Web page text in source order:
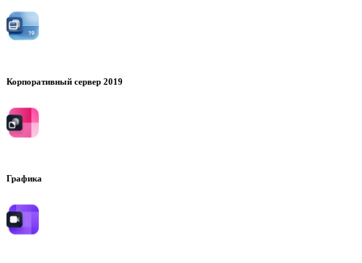
Корпоративный сервер 2019
Графика